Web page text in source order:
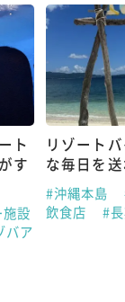
ト
す
設
バア
リゾート
な毎日を
#沖縄本島
飲食店
#